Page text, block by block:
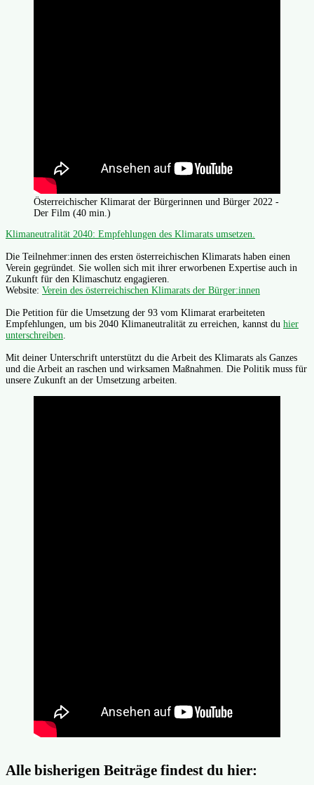
Österreichischer Klimarat der Bürgerinnen und Bürger 2022 -
Der Film (40 min.)
Klimaneutralität 2040: Empfehlungen des Klimarats umsetzen.
Die Teilnehmer:innen des ersten österreichischen Klimarats haben einen
Verein gegründet. Sie wollen sich mit ihrer erworbenen Expertise auch in
Zukunft für den Klimaschutz engagieren.
Website: Verein des österreichischen Klimarats der Bürger:innen
Die Petition für die Umsetzung der 93 vom Klimarat erarbeiteten
Empfehlungen, um bis 2040 Klimaneutralität zu erreichen, kannst du hier
unterschreiben
Mit deiner Unterschrift unterstützt du die Arbeit des Klimarats als Ganzes
und die Arbeit an raschen und wirksamen Maßnahmen. Die Politik muss für
unsere Zukunft an der Umsetzung arbeiten.
Alle bisherigen Beiträge findest du hier: